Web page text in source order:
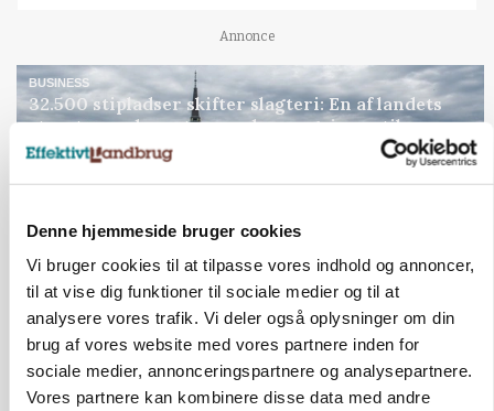
Denne hjemmeside bruger cookies
Vi bruger cookies til at tilpasse vores indhold og annoncer,
til at vise dig funktioner til sociale medier og til at
analysere vores trafik. Vi deler også oplysninger om din
brug af vores website med vores partnere inden for
sociale medier, annonceringspartnere og analysepartnere.
Vores partnere kan kombinere disse data med andre
Annonce
BUSINESS
32.500 stipladser skifter slagteri: En af landets
største producenter sender nu grisene til
Danish Crown
Loading...
Jobs
i samarbejde med